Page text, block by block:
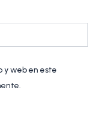
web en este